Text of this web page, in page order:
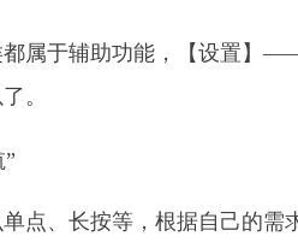
属于辅助功能，【设置】
。
点、长按等，根据自己的需